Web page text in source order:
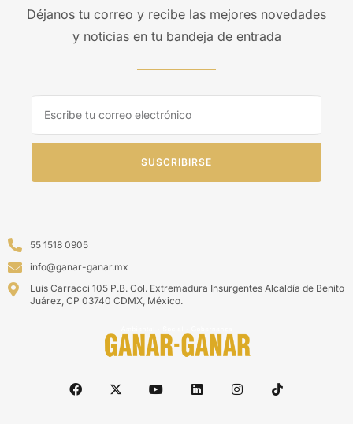
Déjanos tu correo y recibe las mejores novedades
y noticias en tu bandeja de entrada
SUSCRIBIRSE
55 1518 0905
info@ganar-ganar.mx
Luis Carracci 105 P.B. Col. Extremadura Insurgentes Alcaldía de Benito
Juárez, CP 03740 CDMX, México.